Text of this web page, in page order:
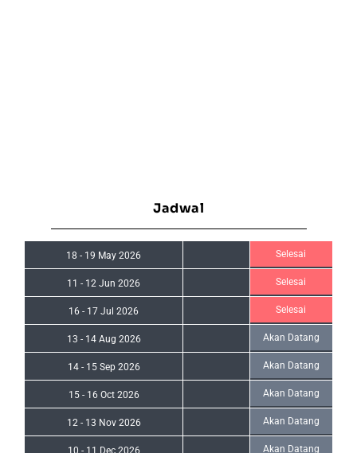
Jadwal
18 - 19 May 2026 Selesai
11 - 12 Jun 2026 Selesai
16 - 17 Jul 2026 Selesai
13 - 14 Aug 2026 Akan Datang
14 - 15 Sep 2026 Akan Datang
15 - 16 Oct 2026 Akan Datang
12 - 13 Nov 2026 Akan Datang
Akan Datang